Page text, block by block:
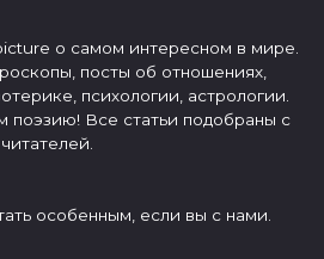
о самом интересном в мире.
посты об отношениях,
психологии, астрологии.
поэзию! Все статьи подобраны с
особенным, если вы с нами.